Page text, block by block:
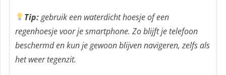
Tip:gebruik een waterdicht hoesje of een
regenhoesje voor je smartphone. Zo blijft je telefoon
beschermd en kun je gewoon blijven navigeren, zelfs als
het weer tegenzit.